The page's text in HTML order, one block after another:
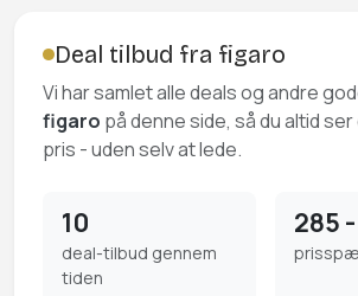
Deal tilbud fra figaro
Vi har samlet alle deals og andre
figaro på denne side, så du altid
pris - uden selv at lede.
10
deal-tilbud gennem
tiden
285